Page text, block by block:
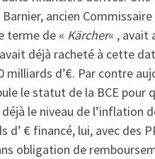
ancien
terme de « Kärcher« , avait
déjà racheté à cette
d’€. Par contre
le statut de la BCE pour
le niveau de
d’ € financé, lui, avec
obligation de